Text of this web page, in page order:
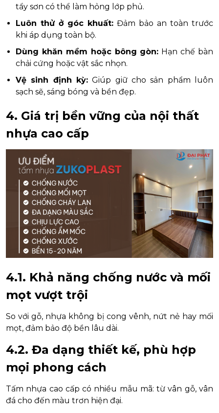
tẩy sơn có thể làm hỏng lớp phủ.
Luôn thử ở góc khuất: Đảm bảo an toàn trước
khi áp dụng toàn bộ.
Dùng khăn mềm hoặc bông gòn: Hạn chế bàn
chải cứng hoặc vật sắc nhọn.
Vệ sinh định kỳ: Giúp giữ cho sản phẩm luôn
sạch sẽ, sáng bóng và bền đẹp.
4. Giá trị bền vững của nội thất
nhựa cao cấp
4.1. Khả năng chống nước và mối
mọt vượt trội
So với gỗ, nhựa không bị cong vênh, nứt nẻ hay mối
mọt, đảm bảo độ bền lâu dài.
4.2. Đa dạng thiết kế, phù hợp
mọi phong cách
Tấm nhựa cao cấp có nhiều mẫu mã: từ vân gỗ, vân
đá cho đến màu trơn hiện đại.